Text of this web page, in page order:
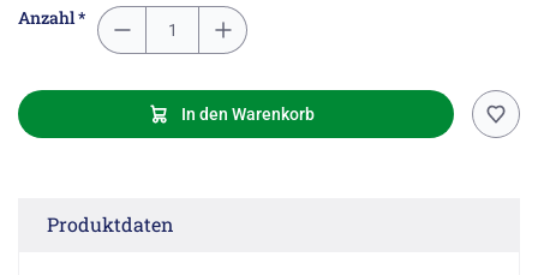
Anzahl *
In den Warenkorb
Produktdaten